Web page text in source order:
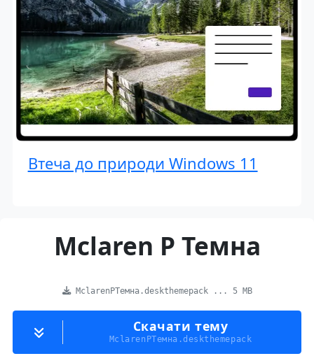
Втеча до природи Windows 11
Mclaren P Темна
MclarenPТемна.deskthemepack ... 5 MB
Скачати тему
MclarenPТемна.deskthemepack